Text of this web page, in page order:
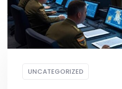
UNCATEGORIZED